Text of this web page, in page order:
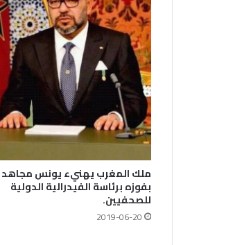
ملك المغرب يهنيء يونس مجاهد
بفوزه برئاسة الفيدرالية الدولية
للصحفيين.
2019-06-20